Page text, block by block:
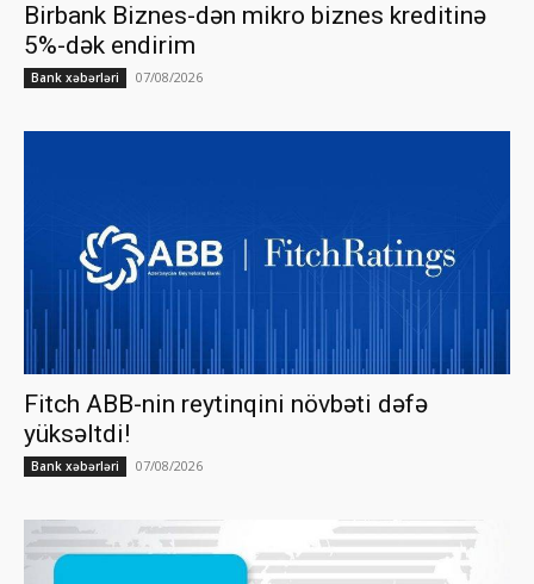
Birbank Biznes-dən mikro biznes kreditinə
5%-dək endirim
Bank xəbərləri 07/08/2026
Fitch ABB-nin reytinqini növbəti dəfə
yüksəltdi!
Bank xəbərləri 07/08/2026